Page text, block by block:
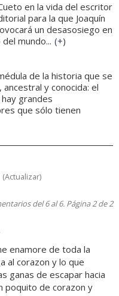
en la vida del escritor
para la que Joaquín
un desasosiego en
mundo... (+)
de la historia que se
y conocida: el
grandes
que sólo tienen
(Actualizar)
del 6 al 6. Página 2 de 2
enamore de toda la
al corazon y lo que
ganas de escapar hacia
poquito de corazon y